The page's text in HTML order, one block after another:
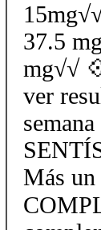
37.5
mg√√
ver
Más un